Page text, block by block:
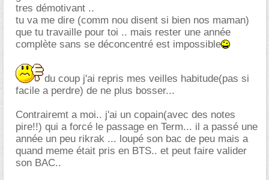
tres démotivant ..
tu va me dire (comm nou disent si bien nos maman)
que tu travaille pour toi .. mais rester une année
complète sans se déconcentré est impossible
du coup j'ai repris mes veilles habitude(pas si
facile a perdre) de ne plus bosser...
Contrairemt a moi.. j'ai un copain(avec des notes
pire!!) qui a forcé le passage en Term... il a passé une
année un peu rikrak ... loupé son bac de peu mais a
quand meme était pris en BTS.. et peut faire valider
son BAC..